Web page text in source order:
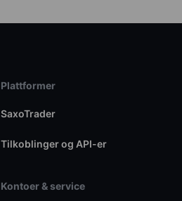
Plattformer
SaxoTrader
Tilkoblinger og API-er
Kontoer & service